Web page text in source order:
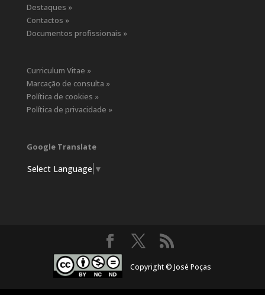
Destaques »
Contactos »
Documentos profissionais »
Curriculum Vitae »
Marcação de consulta »
Política de cookies »
Política de privacidade »
Google Translate
Select Language ▼
Copyright © José Poças